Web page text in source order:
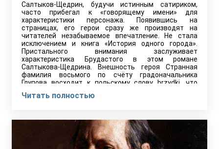
Салтыков-Щедрин, будучи истинным сатириком,
часто прибегал к «говорящему имени» для
характеристики персонажа. Появившись на
страницах, его герои сразу же производят на
читателей незабываемое впечатление. Не стала
исключением и книга «История одного города».
Пристального внимания заслуживает
характеристика Брудастого в этом романе
Салтыкова-Щедрина. Внешность героя Странная
фамилия восьмого по счёту градоначальника
Глупова восходит к польскому слову brzydki, что
Читать полностью